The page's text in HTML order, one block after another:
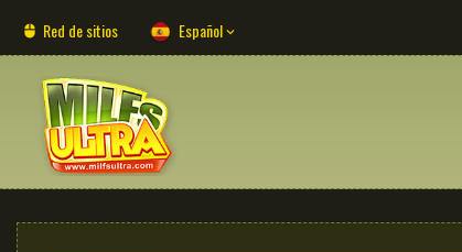
Red de sitios Español